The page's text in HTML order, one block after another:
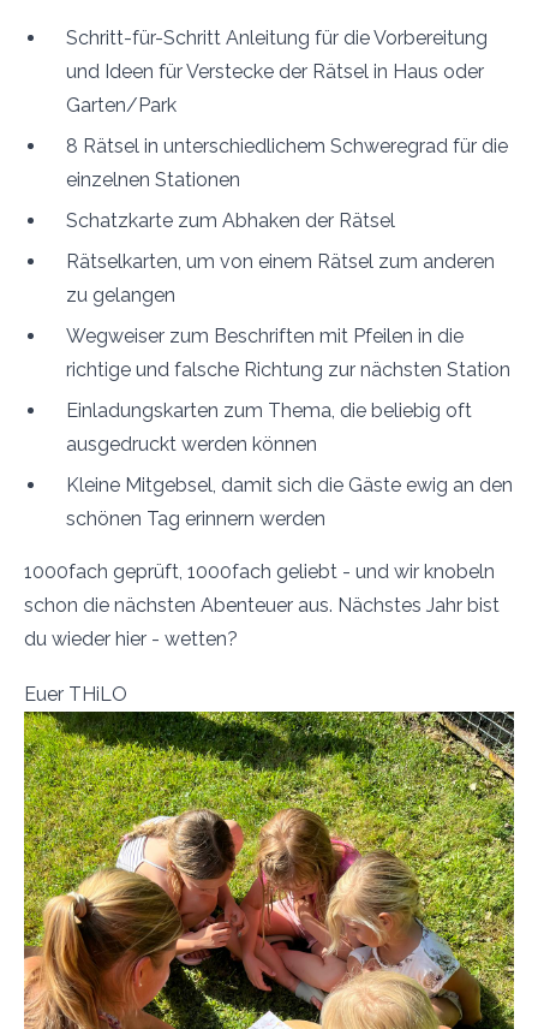
Schritt-für-Schritt Anleitung für die Vorbereitung
und Ideen für Verstecke der Rätsel in Haus oder
Garten/Park
8 Rätsel in unterschiedlichem Schweregrad für die
einzelnen Stationen
Schatzkarte zum Abhaken der Rätsel
Rätselkarten, um von einem Rätsel zum anderen
zu gelangen
Wegweiser zum Beschriften mit Pfeilen in die
richtige und falsche Richtung zur nächsten Station
Einladungskarten zum Thema, die beliebig oft
ausgedruckt werden können
Kleine Mitgebsel, damit sich die Gäste ewig an den
schönen Tag erinnern werden
1000fach geprüft, 1000fach geliebt - und wir knobeln
schon die nächsten Abenteuer aus. Nächstes Jahr bist
du wieder hier - wetten?
Euer THiLO